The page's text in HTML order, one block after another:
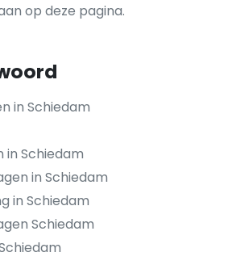
op deze pagina.
in Schiedam
in Schiedam
in Schiedam
in Schiedam
Schiedam